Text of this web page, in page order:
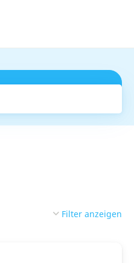
Filter anzeigen